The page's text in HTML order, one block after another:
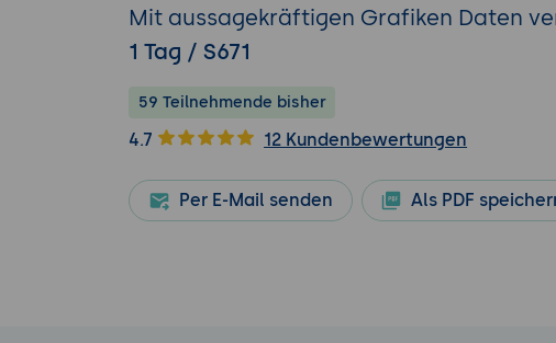
Mit aussagekräftigen Grafiken Daten
1 Tag / S671
59 Teilnehmende bisher
4.7 12 Kundenbewertungen
Per E-Mail senden Als PDF